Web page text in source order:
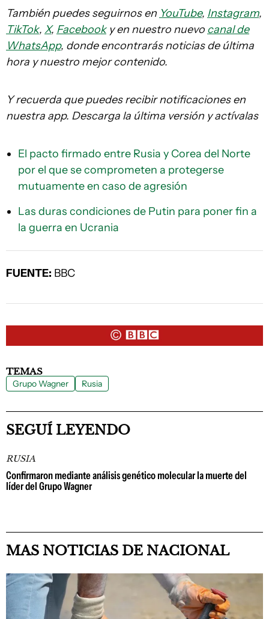
También puedes seguirnos en YouTube, Instagram,
TikTok, X, Facebooky en nuestro nuevo canal de
WhatsApp, donde encontrarás noticias de última
hora y nuestro mejor contenido.
Y recuerda que puedes recibir notificaciones en
nuestra app. Descarga la última versión y actívalas
El pacto firmado entre Rusia y Corea del Norte
por el que se comprometen a protegerse
mutuamente en caso de agresión
Las duras condiciones de Putin para poner fin a
la guerra en Ucrania
FUENTE: BBC
TEMAS
Grupo Wagner Rusia
SEGUÍ LEYENDO
RUSIA
Confirmaron mediante análisis genético molecular la muerte del
líder del Grupo Wagner
MAS NOTICIAS DE NACIONAL